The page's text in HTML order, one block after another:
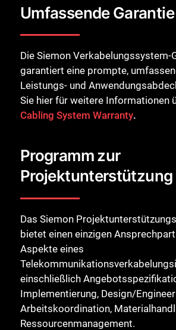
Umfassende Garantie
Die Siemon Verkabelungssystem-
garantiert eine prompte,
Leistungs- und
Sie hier für weitere Informationen
Cabling System Warranty.
Programm zur
Projektunterstützung
Das Siemon
bietet einen einzigen
Aspekte eines
einschließlich
Implementierung, Design/
Arbeitskoordination,
Ressourcenmanagement.